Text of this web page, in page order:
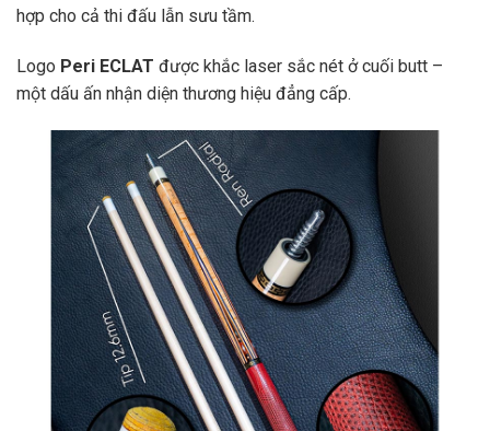
hợp cho cả thi đấu lẫn sưu tầm.
Logo Peri ECLAT được khắc laser sắc nét ở cuối butt –
một dấu ấn nhận diện thương hiệu đẳng cấp.